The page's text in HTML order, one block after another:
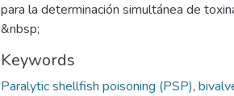
para la determinación simultánea de
&nbsp;
Keywords
Paralytic shellfish poisoning (PSP),